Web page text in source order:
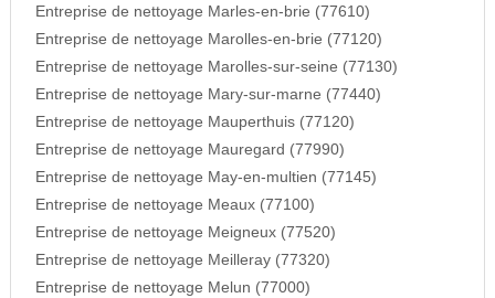
Entreprise de nettoyage Marles-en-brie (77610)
Entreprise de nettoyage Marolles-en-brie (77120)
Entreprise de nettoyage Marolles-sur-seine (77130)
Entreprise de nettoyage Mary-sur-marne (77440)
Entreprise de nettoyage Mauperthuis (77120)
Entreprise de nettoyage Mauregard (77990)
Entreprise de nettoyage May-en-multien (77145)
Entreprise de nettoyage Meaux (77100)
Entreprise de nettoyage Meigneux (77520)
Entreprise de nettoyage Meilleray (77320)
Entreprise de nettoyage Melun (77000)